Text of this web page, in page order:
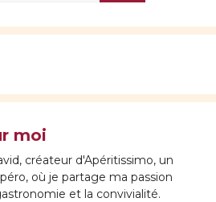
moi
créateur d'Apéritissimo, un
où je partage ma passion
et la convivialité.